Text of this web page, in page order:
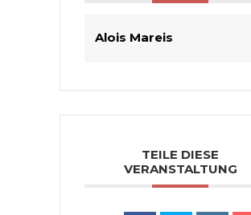
Alois Mareis
TEILE DIESE
VERANSTALTUNG